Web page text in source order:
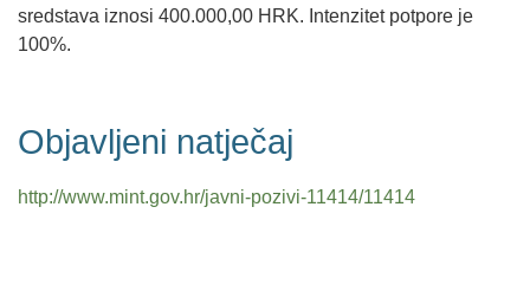
sredstava iznosi 400.000,00 HRK. Intenzitet potpore je
100%.
Objavljeni natječaj
http://www.mint.gov.hr/javni-pozivi-11414/11414